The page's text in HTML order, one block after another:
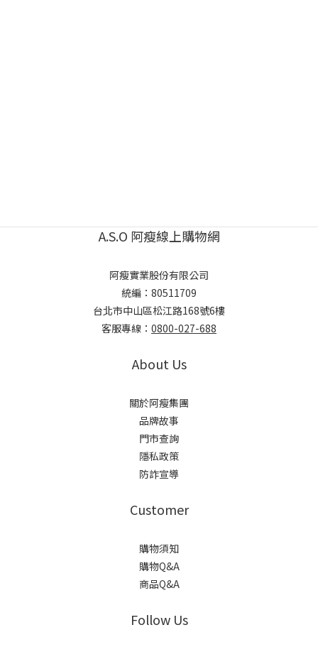
A.S.O 阿瘦線上購物網
阿瘦實業股份有限公司
統編：80511709
台北市中山區松江路168號6樓
客服專線： 0800-027-688
About Us
關於阿瘦集團
品牌故事
門市查詢
隱私政策
防詐宣導
Customer
購物須知
購物Q&A
商品Q&A
Follow Us